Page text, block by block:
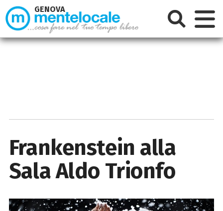
Frankenstein alla
Sala Aldo Trionfo
GENOVA